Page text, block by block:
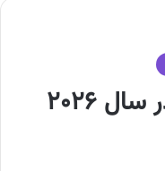
پیش‌بینی قیمت نقره در سال ۲۰۲۶